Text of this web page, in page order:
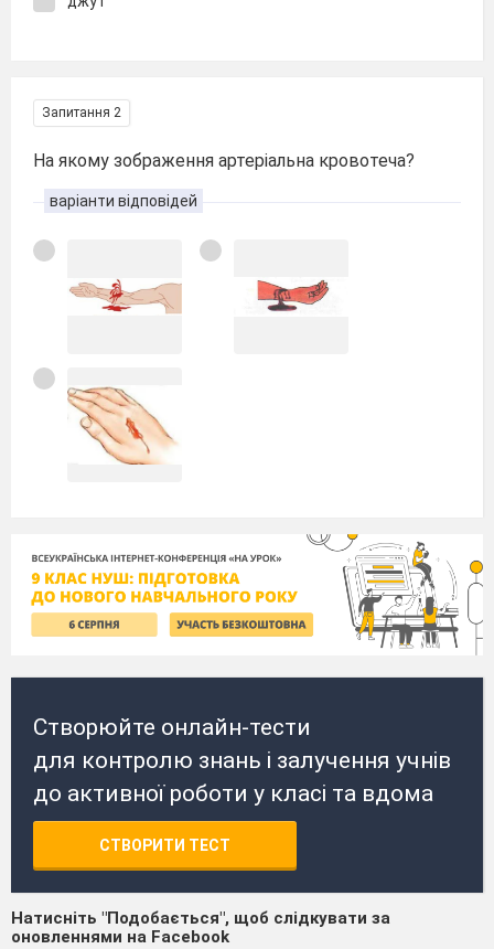
Запитання 2
На якому зображення артеріальна кровотеча?
варіанти відповідей
Створюйте онлайн-тести
для контролю знань і залучення учнів
до активної роботи у класі та вдома
СТВОРИТИ ТЕСТ
Натисніть "Подобається", щоб слідкувати за
оновленнями на Facebook